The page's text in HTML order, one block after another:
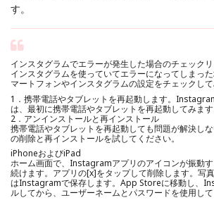
す。
インスタグラムでエラーが発生した場合のチェックリ
インスタグラムを使っていてエラーになってしまっ
マートフォンやインスタグラムの設定をチェックして
1．携帯電話やタブレットを再起動します。
は、最初に携帯電話やタブレットを再起動してみます
2．アンインストールと再インストール
携帯電話やタブレットを再起動しても問題が解決し
の削除と再インストールを試してください。
iPhoneおよびiPad
ホーム画面で、Instagramアプリのアイコンが振動
続けます。アプリの[x]をタップして削除します。写
はInstagramで保存します。App Storeに移動し、
ルしてから、ユーザーネームとパスワードを使用して